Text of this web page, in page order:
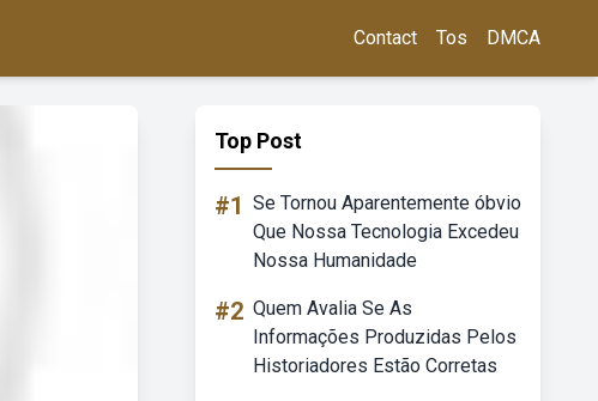
Contact Tos DMCA
Top Post
#1 Se Tornou Aparentemente óbvio
Que Nossa Tecnologia Excedeu
Nossa Humanidade
#2 Quem Avalia Se As
Informações Produzidas Pelos
Historiadores Estão Corretas